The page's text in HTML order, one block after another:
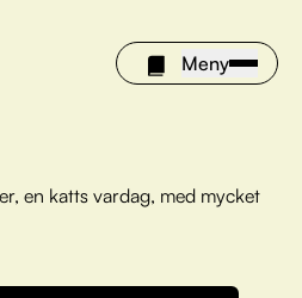
Meny
en katts vardag, med mycket